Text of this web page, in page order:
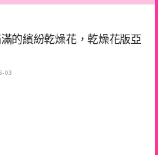
的繽紛乾燥花，乾燥花版亞
03